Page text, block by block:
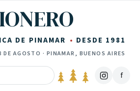
DE PINAMAR DESDE 1981
DE AGOSTO · PINAMAR, BUENOS AIRES
f